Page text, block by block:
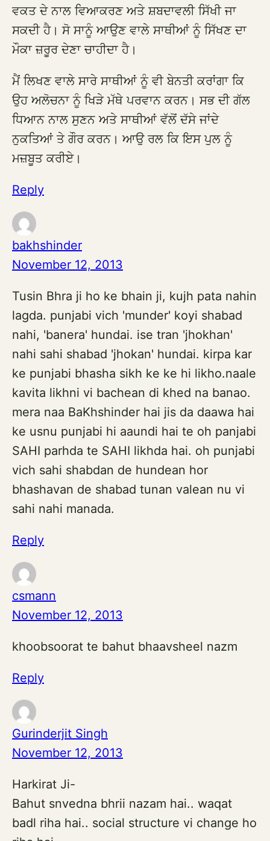
ਵਕਤ ਦੇ ਨਾਲ ਵਿਆਕਰਣ ਅਤੇ ਸ਼ਬਦਾਵਲੀ ਸਿੱਖੀ ਜਾ
ਸਕਦੀ ਹੈ। ਸੋ ਸਾਨੂੰ ਆਉਣ ਵਾਲੇ ਸਾਥੀਆਂ ਨੂੰ ਸਿੱਖਣ ਦਾ
ਮੌਕਾ ਜ਼ਰੂਰ ਦੇਣਾ ਚਾਹੀਦਾ ਹੈ।
ਮੈਂ ਲਿਖਣ ਵਾਲੇ ਸਾਰੇ ਸਾਥੀਆਂ ਨੂੰ ਵੀ ਬੇਨਤੀ ਕਰਾਂਗਾ ਕਿ
ਉਹ ਅਲੋਚਨਾ ਨੂੰ ਖਿੜੇ ਮੱਥੇ ਪਰਵਾਨ ਕਰਨ। ਸਭ ਦੀ ਗੱਲ
ਧਿਆਨ ਨਾਲ ਸੁਣਨ ਅਤੇ ਸਾਥੀਆਂ ਵੱਲੋਂ ਦੱਸੇ ਜਾਂਦੇ
ਨੁਕਤਿਆਂ ਤੇ ਗੌਰ ਕਰਨ। ਆਉ ਰਲ ਕਿ ਇਸ ਪੁਲ ਨੂੰ
ਮਜ਼ਬੂਤ ਕਰੀਏ।
Reply
bakhshinder
November 12, 2013
Tusin Bhra ji ho ke bhain ji, kujh pata nahin
lagda. punjabi vich 'munder' koyi shabad
nahi, 'banera' hundai. ise tran 'jhokhan'
nahi sahi shabad 'jhokan' hundai. kirpa kar
ke punjabi bhasha sikh ke ke hi likho.naale
kavita likhni vi bachean di khed na banao.
mera naa BaKhshinder hai jis da daawa hai
ke usnu punjabi hi aaundi hai te oh panjabi
SAHI parhda te SAHI likhda hai. oh punjabi
vich sahi shabdan de hundean hor
bhashavan de shabad tunan valean nu vi
sahi nahi manada.
Reply
csmann
November 12, 2013
khoobsoorat te bahut bhaavsheel nazm
Reply
Gurinderjit Singh
November 12, 2013
Harkirat Ji-
Bahut snvedna bhrii nazam hai.. waqat
badl riha hai.. social structure vi change ho